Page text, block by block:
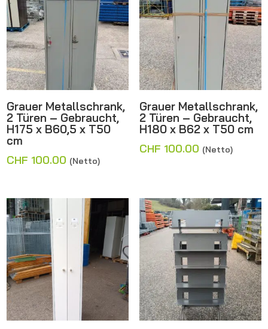
Grauer Metallschrank,
2 Türen – Gebraucht,
H175 x B60,5 x T50
cm
CHF 100.00 (Netto)
Grauer Metallschrank,
2 Türen – Gebraucht,
H180 x B62 x T50 cm
CHF 100.00 (Netto)